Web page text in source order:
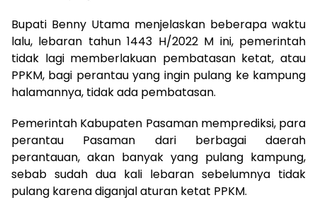
Bupati Benny Utama menjelaskan beberapa waktu
lalu, lebaran tahun 1443 H/2022 M ini, pemerintah
tidak lagi memberlakuan pembatasan ketat, atau
PPKM, bagi perantau yang ingin pulang ke kampung
halamannya, tidak ada pembatasan.
Pemerintah Kabupaten Pasaman memprediksi, para
perantau Pasaman dari berbagai daerah
perantauan, akan banyak yang pulang kampung,
sebab sudah dua kali lebaran sebelumnya tidak
pulang karena diganjal aturan ketat PPKM.